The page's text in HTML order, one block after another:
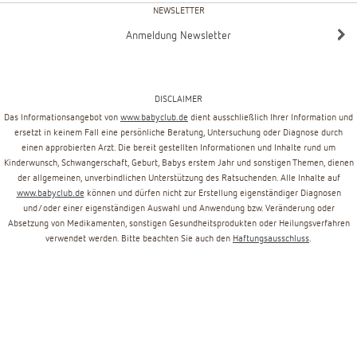
NEWSLETTER
Anmeldung Newsletter
DISCLAIMER
Das Informationsangebot von www.babyclub.de dient ausschließlich Ihrer Information und
ersetzt in keinem Fall eine persönliche Beratung, Untersuchung oder Diagnose durch
einen approbierten Arzt. Die bereit gestellten Informationen und Inhalte rund um
Kinderwunsch, Schwangerschaft, Geburt, Babys erstem Jahr und sonstigen Themen, dienen
der allgemeinen, unverbindlichen Unterstützung des Ratsuchenden. Alle Inhalte auf
www.babyclub.de können und dürfen nicht zur Erstellung eigenständiger Diagnosen
und/oder einer eigenständigen Auswahl und Anwendung bzw. Veränderung oder
Absetzung von Medikamenten, sonstigen Gesundheitsprodukten oder Heilungsverfahren
verwendet werden. Bitte beachten Sie auch den Haftungsausschluss.